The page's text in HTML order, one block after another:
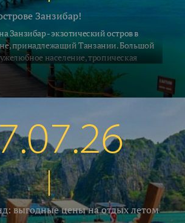
Занзибар!
Занзибар - экзотический остров в
принадлежащий Танзании. Большой
население, тропическая
песчаные пляжи привлекают на
десятки тысяч туристов со всех концов
остров выполняет прямые рейсы а\к Air
по хорошим ценам. Мы предлагаем
этой возможностью и рвануть на отдых в
выгодные цены на отдых летом